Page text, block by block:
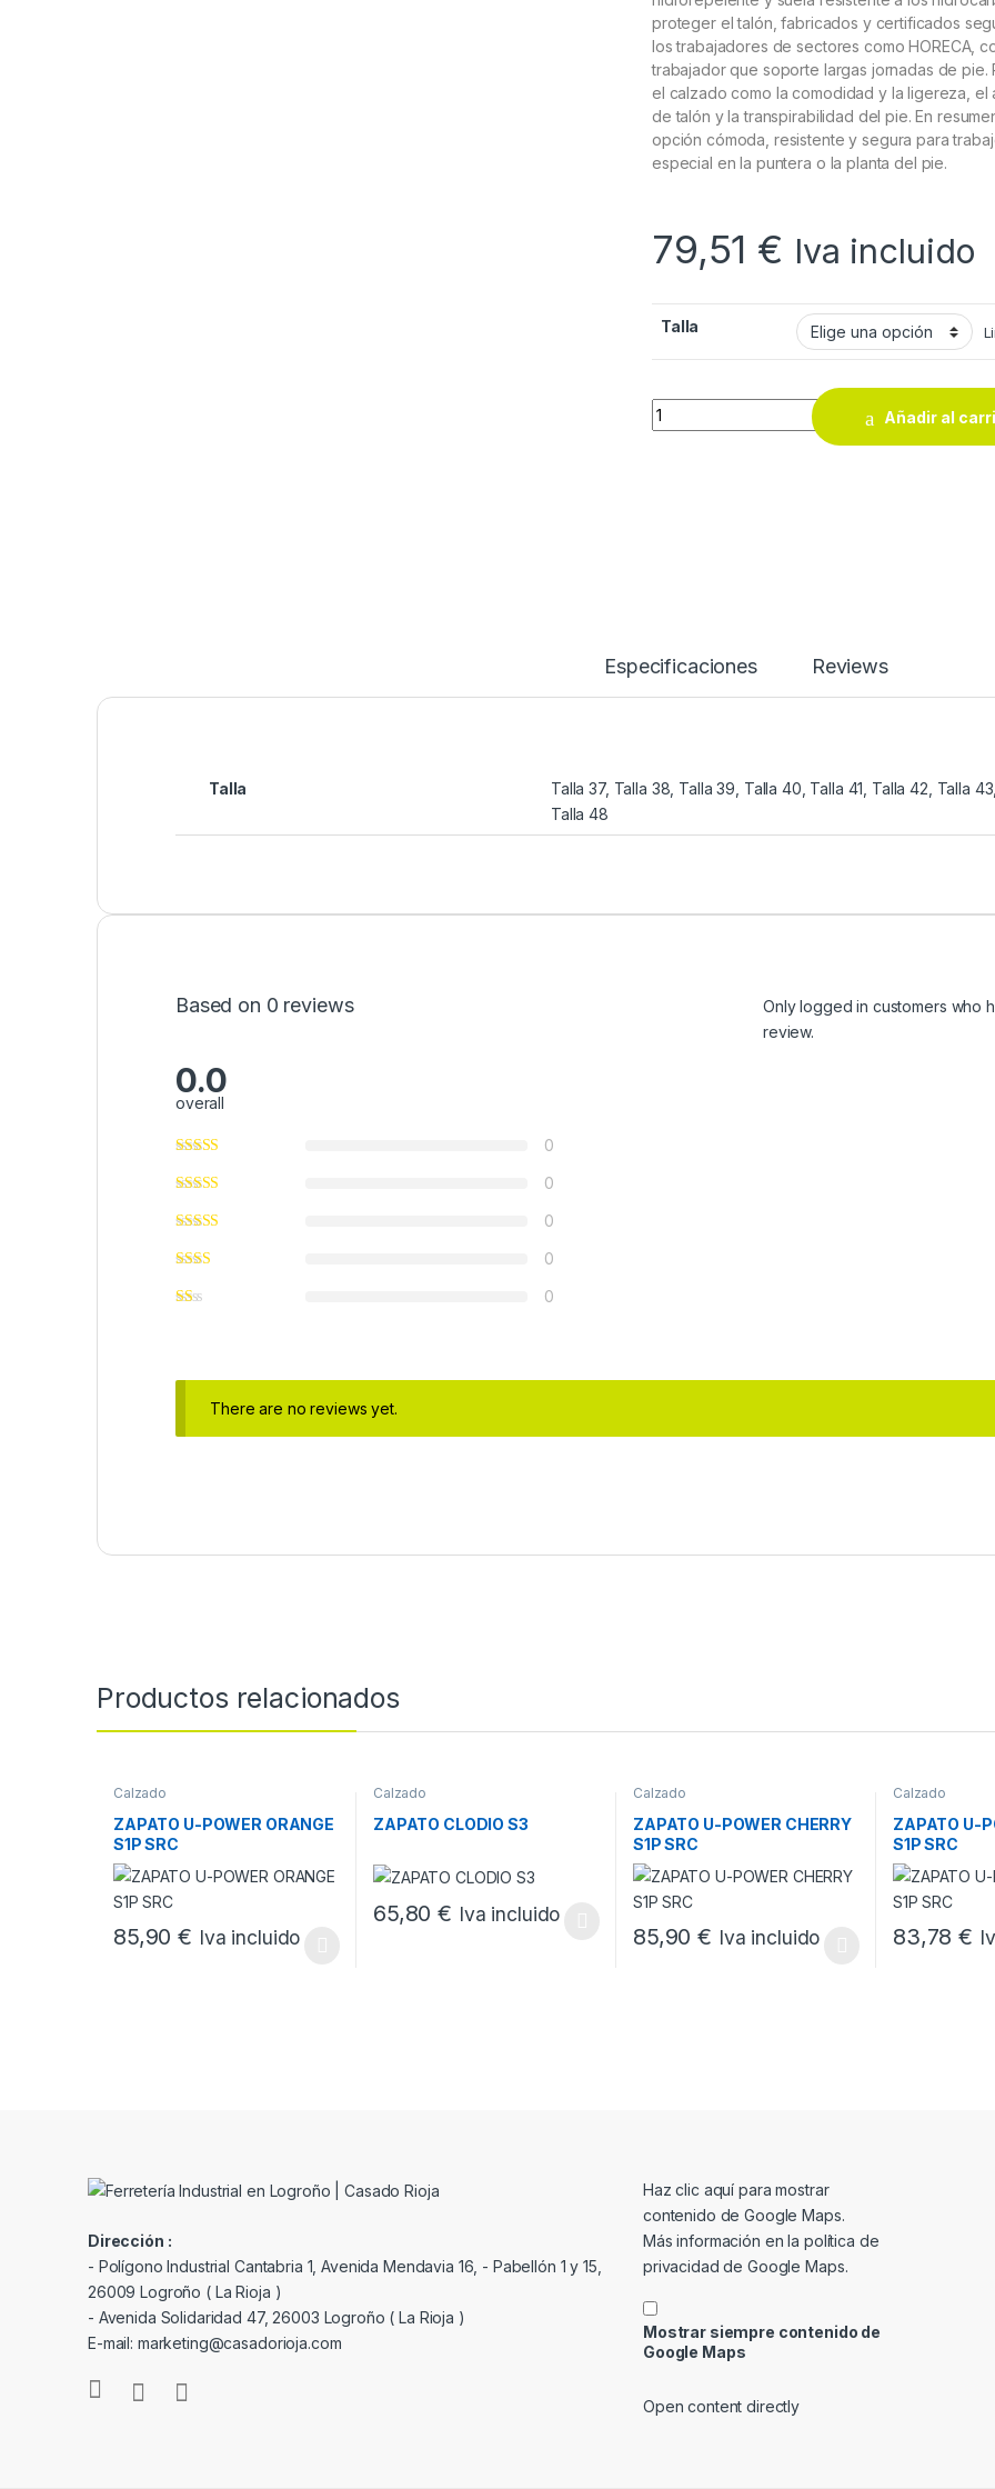
proteger el talón, fabricados y certificados
los trabajadores de sectores como HORECA,
trabajador que soporte largas jornadas de
el calzado como la comodidad y la ligereza,
de talón y la transpirabilidad del pie. En
opción cómoda, resistente y segura para
especial en la puntera o la planta del pie.
79,51 € Iva incluido
Talla
ZAPATO DUNLOP NAVY AZUL S3 quantity
Añadir al
Especificaciones Reviews
Talla
Talla 37, Talla 38, Talla 39, Talla 40, Talla 41, Talla 42, Talla
Talla 48
Based on 0 reviews
0.0
overall
0
0
0
0
0
Only logged in customers who
review.
There are no reviews yet.
Productos relacionados
Calzado
ZAPATO U-POWER ORANGE
S1P SRC
85,90€ Iva incluido
Calzado
ZAPATO CLODIO S3
65,80€ Iva incluido
Este producto tiene múltiples variantes. Las opciones se pueden elegir en la página
Calzado
ZAPATO U-POWER CHERRY
S1P SRC
85,90€ Iva incluido
Calzado
ZAPATO U-
S1P SRC
83,78€
Dirección :
- Polígono Industrial Cantabria 1, Avenida Mendavia 16, - Pabellón 1 y 15,
26009 Logroño ( La Rioja )
- Avenida Solidaridad 47, 26003 Logroño ( La Rioja )
E-mail: marketing@casadorioja.com
Mostrar contenido de Google Maps
Haz clic aquí para mostrar
contenido de Google Maps.
Más información en la política de
privacidad de Google Maps.
Mostrar siempre contenido de
Google Maps
Open content directly